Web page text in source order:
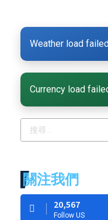
Weather load
Currency load
關注我們
20,567
Follow US